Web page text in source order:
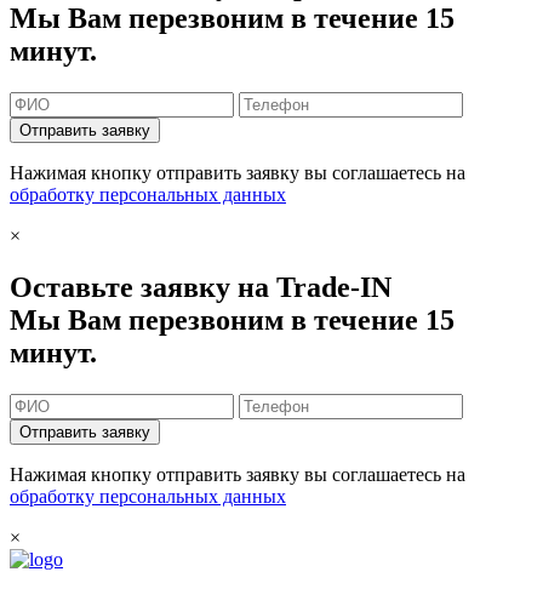
Мы Вам перезвоним в течение 15
минут.
Отправить заявку
Нажимая кнопку отправить заявку вы соглашаетесь на
обработку персональных данных
×
Оставьте заявку на Trade-IN
Мы Вам перезвоним в течение 15
минут.
Отправить заявку
Нажимая кнопку отправить заявку вы соглашаетесь на
обработку персональных данных
×